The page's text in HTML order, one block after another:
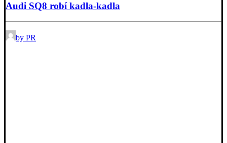
Audi SQ8 robí kadla-kadla
by PR